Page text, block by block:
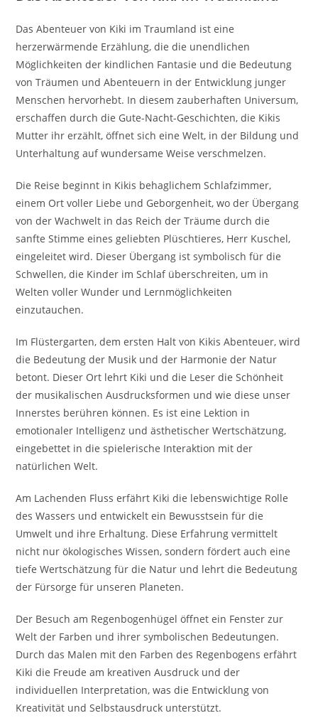
Das Abenteuer von Kiki im Traumland ist eine
herzerwärmende Erzählung, die die unendlichen
Möglichkeiten der kindlichen Fantasie und die Bedeutung
von Träumen und Abenteuern in der Entwicklung junger
Menschen hervorhebt. In diesem zauberhaften Universum,
erschaffen durch die Gute-Nacht-Geschichten, die Kikis
Mutter ihr erzählt, öffnet sich eine Welt, in der Bildung und
Unterhaltung auf wundersame Weise verschmelzen.
Die Reise beginnt in Kikis behaglichem Schlafzimmer,
einem Ort voller Liebe und Geborgenheit, wo der Übergang
von der Wachwelt in das Reich der Träume durch die
sanfte Stimme eines geliebten Plüschtieres, Herr Kuschel,
eingeleitet wird. Dieser Übergang ist symbolisch für die
Schwellen, die Kinder im Schlaf überschreiten, um in
Welten voller Wunder und Lernmöglichkeiten
einzutauchen.
Im Flüstergarten, dem ersten Halt von Kikis Abenteuer, wird
die Bedeutung der Musik und der Harmonie der Natur
betont. Dieser Ort lehrt Kiki und die Leser die Schönheit
der musikalischen Ausdrucksformen und wie diese unser
Innerstes berühren können. Es ist eine Lektion in
emotionaler Intelligenz und ästhetischer Wertschätzung,
eingebettet in die spielerische Interaktion mit der
natürlichen Welt.
Am Lachenden Fluss erfährt Kiki die lebenswichtige Rolle
des Wassers und entwickelt ein Bewusstsein für die
Umwelt und ihre Erhaltung. Diese Erfahrung vermittelt
nicht nur ökologisches Wissen, sondern fördert auch eine
tiefe Wertschätzung für die Natur und lehrt die Bedeutung
der Fürsorge für unseren Planeten.
Der Besuch am Regenbogenhügel öffnet ein Fenster zur
Welt der Farben und ihrer symbolischen Bedeutungen.
Durch das Malen mit den Farben des Regenbogens erfährt
Kiki die Freude am kreativen Ausdruck und der
individuellen Interpretation, was die Entwicklung von
Kreativität und Selbstausdruck unterstützt.